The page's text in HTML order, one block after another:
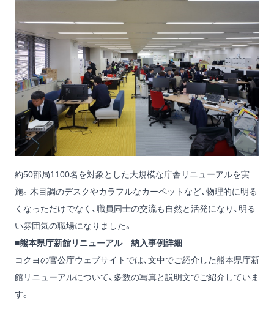
約50部局1100名を対象とした大規模な庁舎リニューアルを実
施。木目調のデスクやカラフルなカーペットなど、物理的に明る
くなっただけでなく、職員同士の交流も自然と活発になり、明る
い雰囲気の職場になりました。
■熊本県庁新館リニューアル 納入事例詳細
コクヨの官公庁ウェブサイトでは、文中でご紹介した熊本県庁新
館リニューアルについて、多数の写真と説明文でご紹介していま
す。